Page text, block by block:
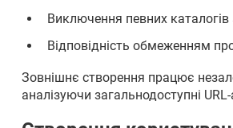
Виключення певних каталогів
Відповідність обмеженням
Зовнішнє створення працює
аналізуючи загальнодоступні